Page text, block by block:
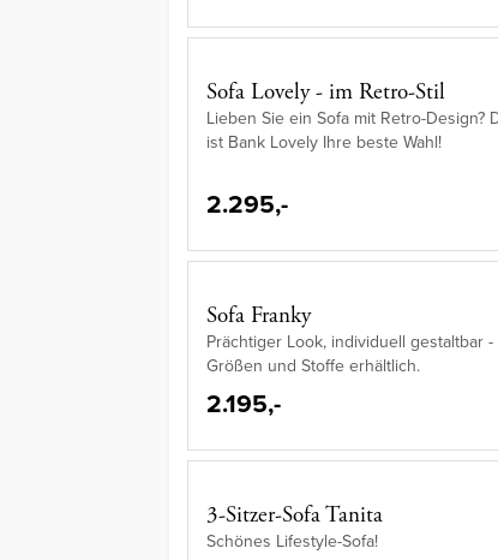
Sofa Lovely - im Retro-Stil
Lieben Sie ein Sofa mit Retro-Design?
ist Bank Lovely Ihre beste Wahl!
2.295,-
Sofa Franky
Prächtiger Look, individuell gestaltbar -
Größen und Stoffe erhältlich.
2.195,-
3-Sitzer-Sofa Tanita
Schönes Lifestyle-Sofa!